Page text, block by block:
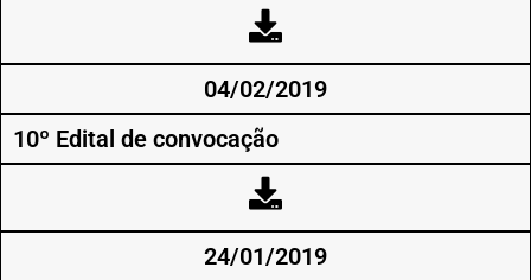
04/02/2019
10º Edital de convocação
24/01/2019